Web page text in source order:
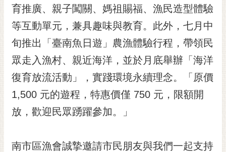
政
策
網
站
資
料
放
宣
市
育推廣、親子闖關、媽祖賜福、漁民造型體驗
等互動單元，兼具趣味與教育。此外，七月中
旬推出「臺南魚日遊」農漁體驗行程，帶領民
眾走入漁村、親近海洋，並於月底舉辦「海洋
復育放流活動」，實踐環境永續理念。「原價
1,500 元的遊程，特惠價僅 750 元，限額開
放，歡迎民眾踴躍參加。」
南市區漁會誠摯邀請市民朋友與我們一起支持